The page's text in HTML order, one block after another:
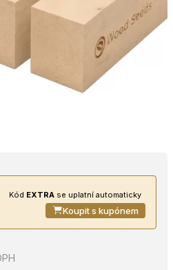
Kód EXTRA se uplatní automaticky
Koupit s kupónem